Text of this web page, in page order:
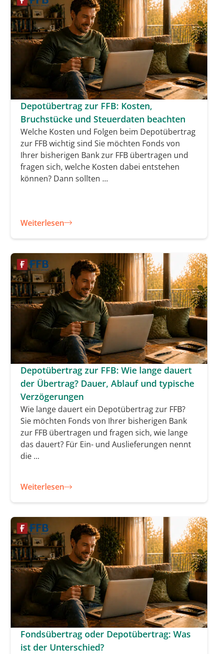
Depotübertrag zur FFB: Kosten,
Bruchstücke und Steuerdaten beachten
Welche Kosten und Folgen beim Depotübertrag
zur FFB wichtig sind Sie möchten Fonds von
Ihrer bisherigen Bank zur FFB übertragen und
fragen sich, welche Kosten dabei entstehen
können? Dann sollten ...
Weiterlesen
Depotübertrag zur FFB: Wie lange dauert
der Übertrag? Dauer, Ablauf und typische
Verzögerungen
Wie lange dauert ein Depotübertrag zur FFB?
Sie möchten Fonds von Ihrer bisherigen Bank
zur FFB übertragen und fragen sich, wie lange
das dauert? Für Ein- und Auslieferungen nennt
die ...
Weiterlesen
Fondsübertrag oder Depotübertrag: Was
ist der Unterschied?